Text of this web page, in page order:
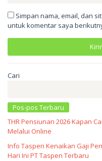
Simpan nama, email, dan
untuk komentar saya
Cari
Pos-pos Terbaru
THR Pensiunan 2026 Kapan
Melalui Online
Info Taspen Kenaikan Gaji
Hari Ini PT Taspen Terbaru